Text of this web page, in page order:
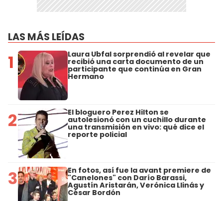
LAS MÁS LEÍDAS
1 Laura Ubfal sorprendió al revelar que
recibió una carta documento de un
participante que continúa en Gran
Hermano
2 El bloguero Perez Hilton se
autolesionó con un cuchillo durante
una transmisión en vivo: qué dice el
reporte policial
3 En fotos, así fue la avant premiere de
"Canelones" con Darío Barassi,
Agustín Aristarán, Verónica Llinás y
César Bordón